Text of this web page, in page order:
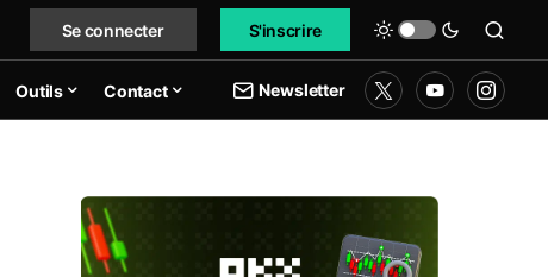
Se connecter S'inscrire
Outils Contact Newsletter